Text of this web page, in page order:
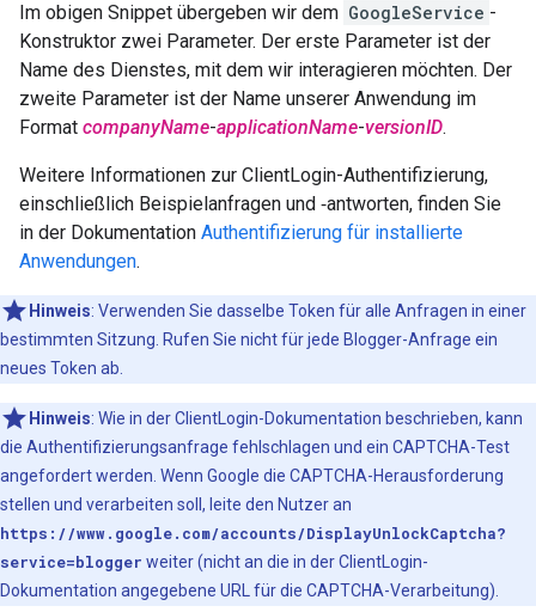
Im obigen Snippet übergeben wir dem GoogleService -
Konstruktor zwei Parameter. Der erste Parameter ist der
Name des Dienstes, mit dem wir interagieren möchten. Der
zweite Parameter ist der Name unserer Anwendung im
Format companyName-applicationName-versionID.
Weitere Informationen zur ClientLogin-Authentifizierung,
einschließlich Beispielanfragen und ‑antworten, finden Sie
in der Dokumentation Authentifizierung für installierte
Anwendungen.
Hinweis: Verwenden Sie dasselbe Token für alle Anfragen in einer
bestimmten Sitzung. Rufen Sie nicht für jede Blogger-Anfrage ein
neues Token ab.
Hinweis: Wie in der ClientLogin-Dokumentation beschrieben, kann
die Authentifizierungsanfrage fehlschlagen und ein CAPTCHA-Test
angefordert werden. Wenn Google die CAPTCHA-Herausforderung
stellen und verarbeiten soll, leite den Nutzer an
https://www.google.com/accounts/DisplayUnlockCaptcha?
service=blogger weiter (nicht an die in der ClientLogin-
Dokumentation angegebene URL für die CAPTCHA-Verarbeitung).